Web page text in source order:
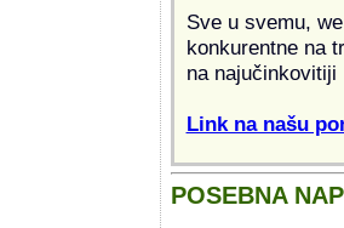
Sve u svemu,
konkurentne na
na najučinkovitiji
Link na našu
POSEBNA